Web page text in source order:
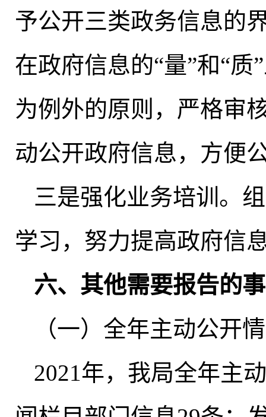
予公开三类政务信息的
在政府信息的“量”和“
为例外的原则 ， 严格审
动公开政府信息，方便
三是强化业务培训 。
学习，努力提高政府信
六、其他需要报告的
（一）全年主动公开
2021年， 我局全年主